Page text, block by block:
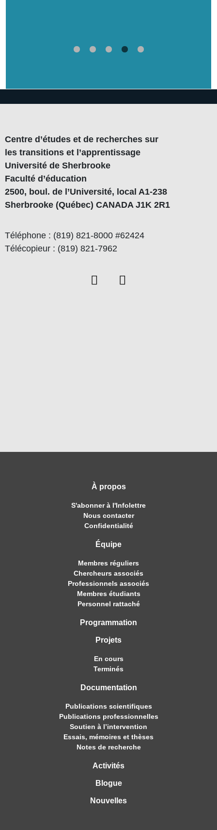
Centre d’études et de recherches sur
les transitions et l’apprentissage
Université de Sherbrooke
Faculté d’éducation
2500, boul. de l’Université, local A1-238
Sherbrooke (Québec) CANADA J1K 2R1
Téléphone : (819) 821-8000 #62424
Télécopieur : (819) 821-7962
À propos
S'abonner à l'Infolettre
Nous contacter
Confidentialité
Équipe
Membres réguliers
Chercheurs associés
Professionnels associés
Membres étudiants
Personnel rattaché
Programmation
Projets
En cours
Terminés
Documentation
Publications scientifiques
Publications professionnelles
Soutien à l’intervention
Essais, mémoires et thèses
Notes de recherche
Activités
Blogue
Nouvelles